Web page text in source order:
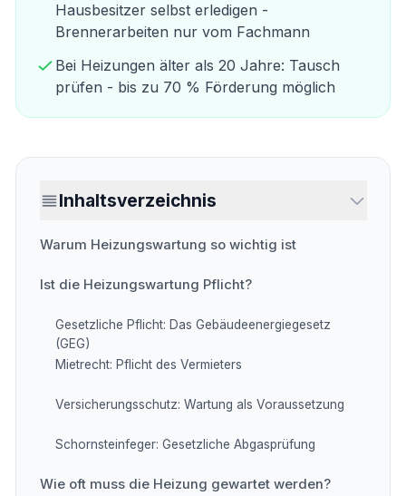
Hausbesitzer selbst erledigen -
Brennerarbeiten nur vom Fachmann
Bei Heizungen älter als 20 Jahre: Tausch
prüfen - bis zu 70 % Förderung möglich
Inhaltsverzeichnis
Warum Heizungswartung so wichtig ist
Ist die Heizungswartung Pflicht?
Gesetzliche Pflicht: Das Gebäudeenergiegesetz
(GEG)
Mietrecht: Pflicht des Vermieters
Versicherungsschutz: Wartung als Voraussetzung
Schornsteinfeger: Gesetzliche Abgasprüfung
Wie oft muss die Heizung gewartet werden?